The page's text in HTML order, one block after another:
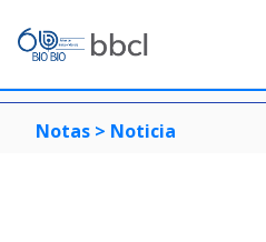
Notas > Noticia